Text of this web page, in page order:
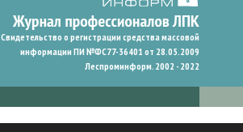
Свидетельство о регистрации средства массовой
информации ПИ №ФС77-36401 от 28.05.2009
Леспроминформ. 2002 - 2022